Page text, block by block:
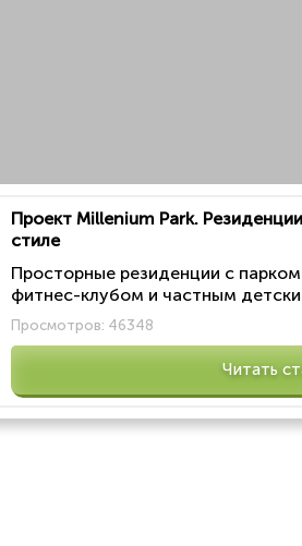
Проект Millenium Park.
стиле
Просторные резиденции с
фитнес-клубом и частным
Просмотров: 46348
Читать